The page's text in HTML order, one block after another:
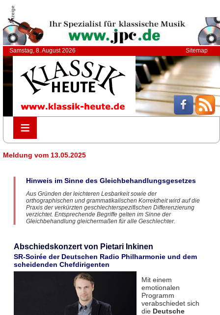
Anzeige
Samstag, 8. August 2026 Sitemap
≡
≡
Meldung vom 13.05.2025
Hinweis im Sinne des Gleichbehandlungsgesetzes
Aus Gründen der leichteren Lesbarkeit sowie der
orthographischen und grammatikalischen Korrektheit wird auf die
Praxis der verkürzten geschlechterspezifischen Differenzierung
verzichtet. Entsprechende Begriffe gelten im Sinne der
Gleichbehandlung gleichermaßen für alle Geschlechter.
Abschiedskonzert von Pietari Inkinen
SR-Soirée der Deutschen Radio Philharmonie und dem
scheidenden Chefdirigenten
Mit einem
emotionalen
Programm
verabschiedet sich
die Deutsche